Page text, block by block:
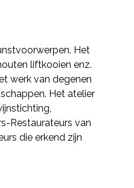
Het
liftkooien enz.
werk van degenen
Het atelier
Restaurateurs van
die erkend zijn